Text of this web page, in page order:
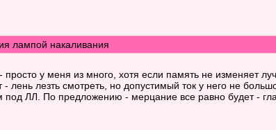
лампой накаливания
у меня из много, хотя если память не изменяет
лень лезть смотреть, но допустимый ток у него не
под ЛЛ. По предложению - мерцание все равно будет -